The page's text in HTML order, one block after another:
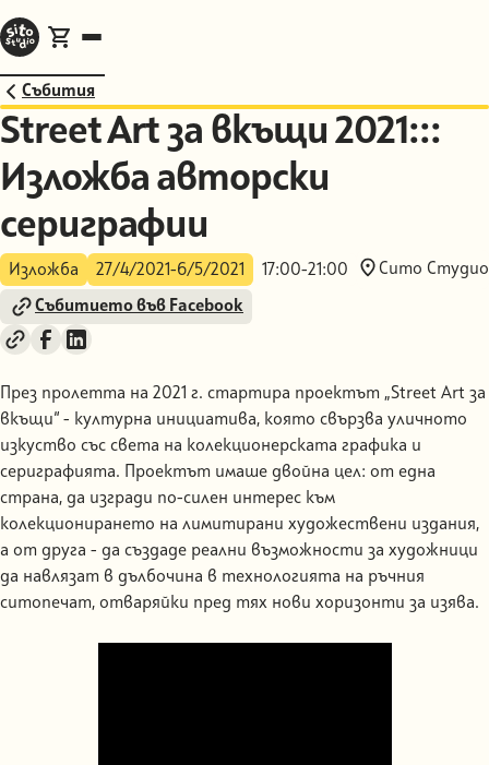
Събития
Street Art за вкъщи 2021:::
Изложба авторски
сериграфии
Изложба 27/4/2021-6/5/2021 17:00-21:00 Сито Студио
Събитието във Facebook
През пролетта на 2021 г. стартира проектът „Street Art за
вкъщи“ - културна инициатива, която свързва уличното
изкуство със света на колекционерската графика и
сериграфията. Проектът имаше двойна цел: от една
страна, да изгради по-силен интерес към
колекционирането на лимитирани художествени издания,
а от друга - да създаде реални възможности за художници
да навлязат в дълбочина в технологията на ръчния
ситопечат, отваряйки пред тях нови хоризонти за изява.